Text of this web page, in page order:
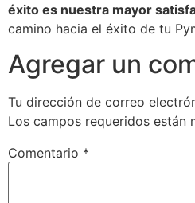
éxito es nuestra mayor
camino hacia el éxito de tu
Agregar un
Tu dirección de correo
Los campos requeridos están
Comentario *